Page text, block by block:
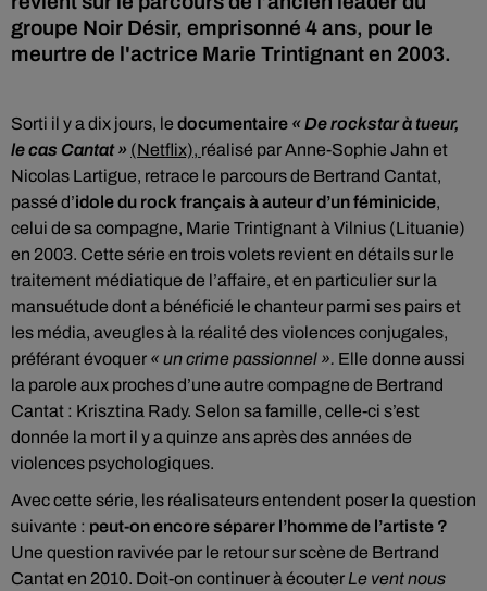
groupe Noir Désir, emprisonné 4 ans, pour le
meurtre de l'actrice Marie Trintignant en 2003.
Sorti il y a dix jours, le documentaire « De rockstar à tueur,
le cas Cantat » (Netflix), réalisé par Anne-Sophie Jahn et
Nicolas Lartigue, retrace le parcours de Bertrand Cantat,
passé d’idole du rock français à auteur d’un féminicide,
celui de sa compagne, Marie Trintignant à Vilnius (Lituanie)
en 2003. Cette série en trois volets revient en détails sur le
traitement médiatique de l’affaire, et en particulier sur la
mansuétude dont a bénéficié le chanteur parmi ses pairs et
les média, aveugles à la réalité des violences conjugales,
préférant évoquer « un crime passionnel ». Elle donne aussi
la parole aux proches d’une autre compagne de Bertrand
Cantat : Krisztina Rady. Selon sa famille, celle-ci s’est
donnée la mort il y a quinze ans après des années de
violences psychologiques.
Avec cette série, les réalisateurs entendent poser la question
suivante : peut-on encore séparer l’homme de l’artiste ?
Une question ravivée par le retour sur scène de Bertrand
Cantat en 2010. Doit-on continuer à écouter Le vent nous